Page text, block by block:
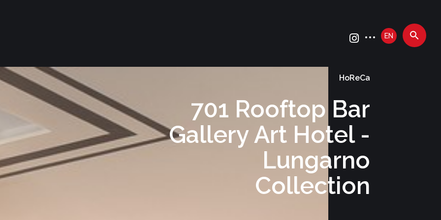
EN
HoReCa
701 Rooftop Bar
Gallery Art Hotel -
Lungarno
Collection